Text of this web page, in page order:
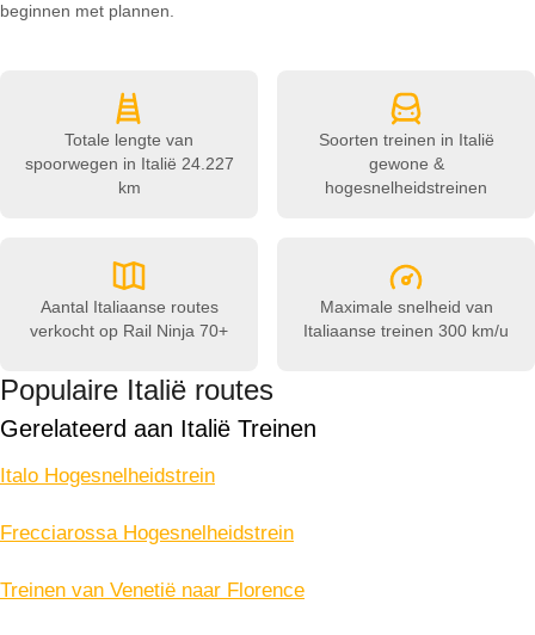
beginnen met plannen.
Totale lengte van
spoorwegen in Italië 24.227
km
Soorten treinen in Italië
gewone &
hogesnelheidstreinen
Aantal Italiaanse routes
verkocht op Rail Ninja 70+
Maximale snelheid van
Italiaanse treinen 300 km/u
Populaire Italië routes
Gerelateerd aan Italië Treinen
Italo Hogesnelheidstrein
Frecciarossa Hogesnelheidstrein
Treinen van Venetië naar Florence